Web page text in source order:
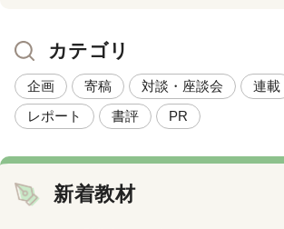
カテゴリ
企画 寄稿 対談・座談会 連載
レポート
書評 PR
新着教材